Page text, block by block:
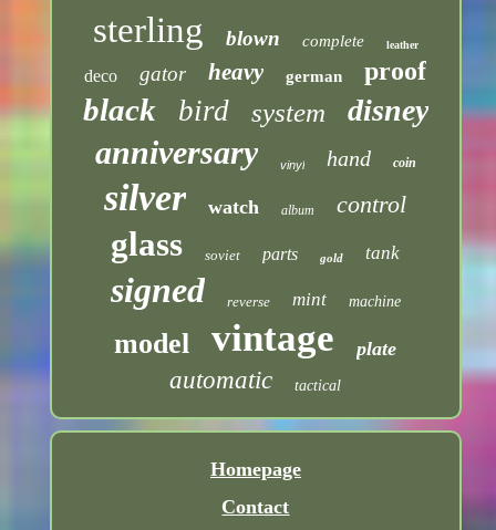
sterling blown complete leather
deco gator heavy german proof
black bird system disney
anniversary vinyl hand coin
silver watch album control
glass soviet parts gold tank
signed reverse mint machine
model vintage plate
automatic tactical
Homepage
Contact